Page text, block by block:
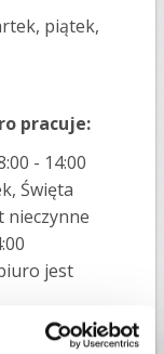
piątek,
pracuje:
- 14:00
Święta
nieczynne
jest
pracuje w